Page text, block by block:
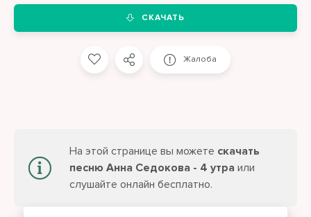
СКАЧАТЬ
Жалоба
На этой странице вы можете скачать
песню Анна Седокова - 4 утра или
слушайте онлайн бесплатно.